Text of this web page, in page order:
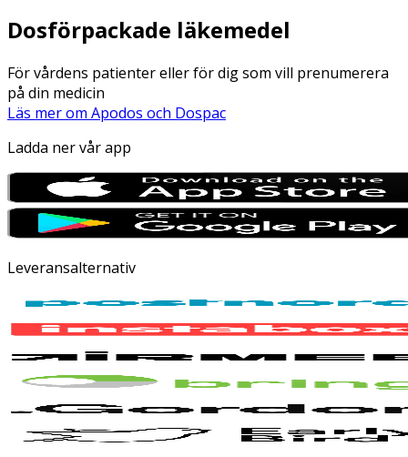
Dosförpackade läkemedel
För vårdens patienter eller för dig som vill prenumerera
på din medicin
Läs mer om Apodos och Dospac
Ladda ner vår app
Leveransalternativ